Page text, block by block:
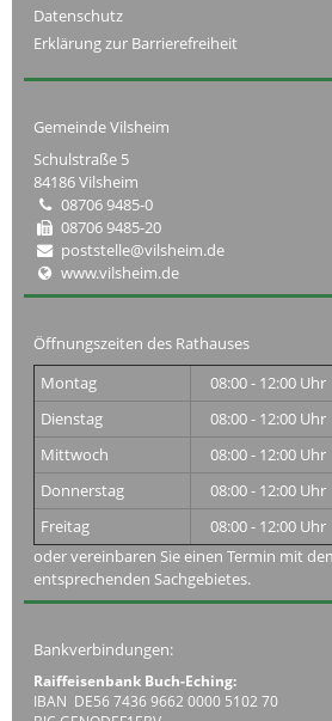
Datenschutz
Erklärung zur Barrierefreiheit
Gemeinde Vilsheim
Schulstraße 5
84186 Vilsheim
08706 9485-0
08706 9485-20
poststelle@vilsheim.de
www.vilsheim.de
Öffnungszeiten des Rathauses
Montag
08:00 - 12:00 Uhr
Dienstag
08:00 - 12:00 Uhr
Mittwoch
08:00 - 12:00 Uhr
Donnerstag
08:00 - 12:00 Uhr
Freitag
08:00 - 12:00 Uhr
oder vereinbaren Sie einen Termin mit
entsprechenden Sachgebietes.
Bankverbindungen:
Raiffeisenbank Buch-Eching:
IBAN DE56 7436 9662 0000 5102 70